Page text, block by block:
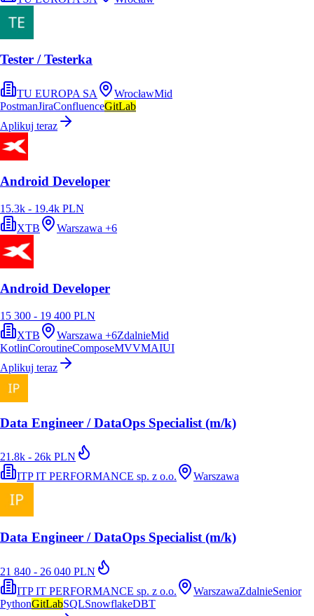
Tester / Testerka
TU EUROPA SA WrocławMid
PostmanJiraConfluenceGitLab
Aplikuj teraz
Android Developer
15.3k - 19.4k PLN
XTB
Warszawa +6
Android Developer
15 300 - 19 400 PLN
XTB
Warszawa +6ZdalnieMid
KotlinCoroutineComposeMVVMAIUI
Aplikuj teraz
Data Engineer / DataOps Specialist (m/k)
21.8k - 26k PLN
ITP IT PERFORMANCE sp. z o.o.
Warszawa
Data Engineer / DataOps Specialist (m/k)
21 840 - 26 040 PLN
ITP IT PERFORMANCE sp. z o.o.
WarszawaZdalnieSenior
PythonGitLabSQLSnowflakeDBT